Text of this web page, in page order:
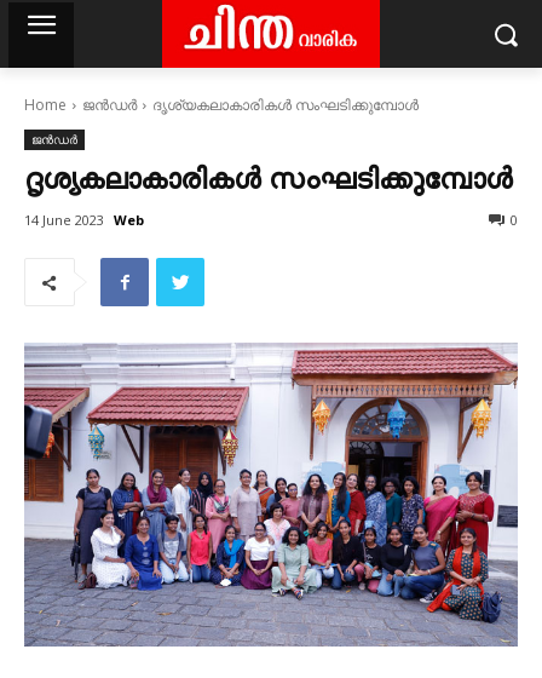
Home ജൻഡർ ദൃശ്യകലാകാരികൾ സംഘടിക്കുമ്പോൾ
ജൻഡർ
ദൃശ്യകലാകാരികൾ സംഘടിക്കുമ്പോൾ
14 June 2023 Web 0